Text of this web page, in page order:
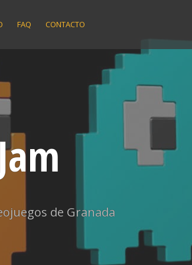
FAQ CONTACTO
de Granada